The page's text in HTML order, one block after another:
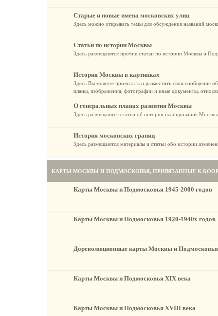
Старые и новые имена московских улиц
Здесь можно открывать темы для обсуждения названий
Статьи по истории Москвы
Здесь размещаются прочие статьи по истории Москвы и
История Москвы в картинках
Здесь Вы можете прочитать и разместить свои сообщения
планы, изображения, фотографии и иные документы,
О генеральных планах развития Москвы
Здесь размещаются статьи об истории планирования Москвы
История московских границ
Здесь размещаются материалы и статьи обо истории
КАРТЫ МОСКВЫ И ПОДМОСКОВЬЯ, ПРИВЯЗАННЫЕ К
Карты Москвы и Подмосковья 1945-2000 годов
Карты Москвы и Подмосковья 1920-1940х годов
Дореволюционные карты Москвы и
Карты Москвы и Подмосковья XIX века
Карты Москвы и Подмосковья XVIII века